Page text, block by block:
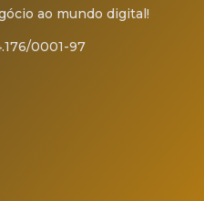
ao mundo digital!
0001-97